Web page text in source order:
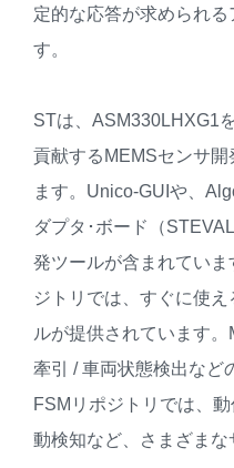
定的な応答が求められ
す。
STは、ASM330LHXG1
貢献するMEMSセンサ
ます。Unico-GUIや、
ダプタ･ボード（
発ツールが含まれてい
ジトリでは、すぐに使
ルが提供されています
牽引 / 車両状態検出など
FSMリポジトリでは、
動検知など、さまざまな